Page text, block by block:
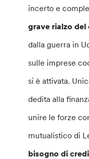
incerto e
grave rialzo del
dalla guerra in
sulle imprese
si è attivata.
dedita alla
unire le forze
mutualistico di
bisogno di